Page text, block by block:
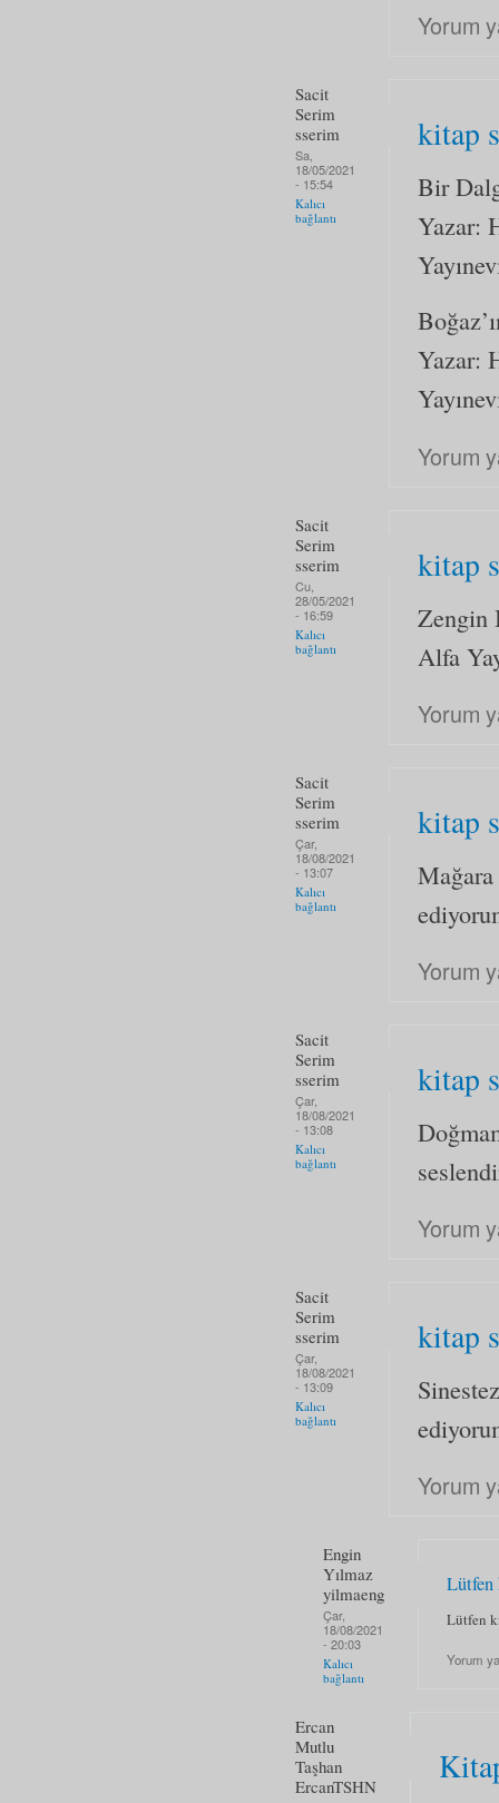
Yorum
Sacit
Serim
sserim
Sa,
18/05/2021
- 15:54
Kalıcı
bağlantı
kitap
Bir
Yazar:
Yazar:
Yorum
Sacit
Serim
sserim
Cu,
28/05/2021
- 16:59
Kalıcı
bağlantı
kitap
Zengin
Alfa
Yorum
Sacit
Serim
sserim
Çar,
18/08/2021
- 13:07
Kalıcı
bağlantı
kitap
Yorum
Sacit
Serim
sserim
Çar,
18/08/2021
- 13:08
Kalıcı
bağlantı
kitap
Yorum
Sacit
Serim
sserim
Çar,
18/08/2021
- 13:09
Kalıcı
bağlantı
kitap
Yorum
Engin
Yılmaz
yilmaeng
Çar,
18/08/2021
- 20:03
Kalıcı
bağlantı
Lütfen
Yorum
Ercan
Mutlu
Taşhan
ErcanTSHN